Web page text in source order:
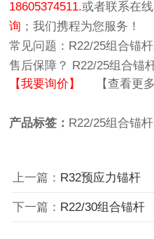
18605374511.或者联系在线
询 ；我们携程为您服务！
常见问题： R22/25组合锚
售后保障？ R22/25组合锚
【我要询价】
【查看更
产品标签： R22/25组合锚
上一篇： R32预应力锚杆
下一篇： R22/30组合锚杆